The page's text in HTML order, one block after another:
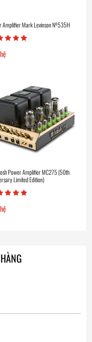
Amplifier Mark Levinson Nº535H
Power Amplifier MC275 (50th
Limited Edition)